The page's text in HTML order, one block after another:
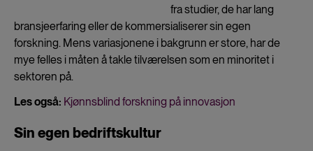
fra studier, de har lang
bransjeerfaring eller de kommersialiserer sin egen
forskning. Mens variasjonene i bakgrunn er store, har de
mye felles i måten å takle tilværelsen som en minoritet i
sektoren på.
Les også: Kjønnsblind forskning på innovasjon
Sin egen bedriftskultur